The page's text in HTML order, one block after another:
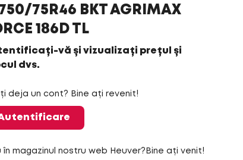
750/75R46 BKT AGRIMAX
186D TL
vă și vizualizați prețul și
dvs.
deja un cont? Bine ați revenit!
în magazinul nostru web Heuver?Bine ați venit!